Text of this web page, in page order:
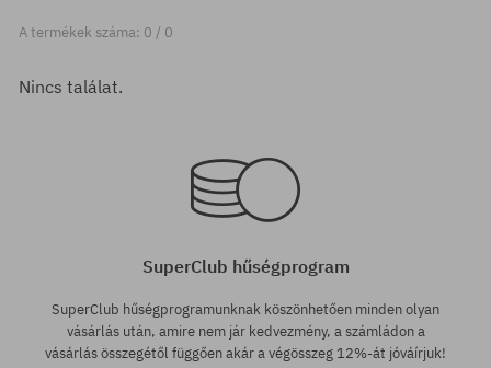
A termékek száma: 0 / 0
Nincs találat.
SuperClub hűségprogram
SuperClub hűségprogramunknak köszönhetően minden olyan
vásárlás után, amire nem jár kedvezmény, a számládon a
vásárlás összegétől függően akár a végösszeg 12%-át jóváírjuk!